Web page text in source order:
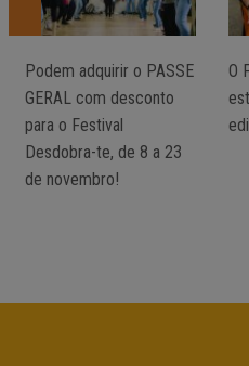
Podem adquirir o PASSE
GERAL com desconto
para o Festival
Desdobra-te, de 8 a 23
de novembro!
O